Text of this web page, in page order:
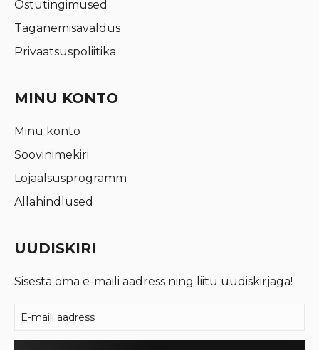
Ostutingimused
Taganemisavaldus
Privaatsuspoliitika
MINU KONTO
Minu konto
Soovinimekiri
Lojaalsusprogramm
Allahindlused
UUDISKIRI
Sisesta oma e-maili aadress ning liitu uudiskirjaga!